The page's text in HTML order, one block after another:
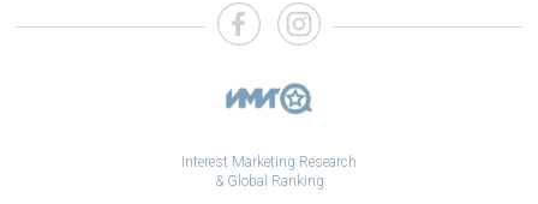
Interest Marketing Research
& Global Ranking